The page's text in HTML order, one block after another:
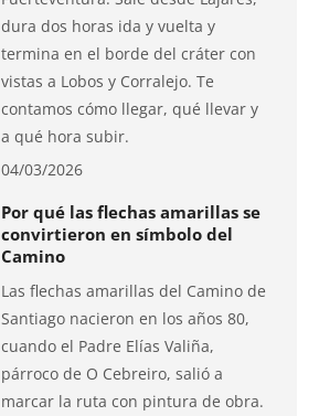
dura dos horas ida y vuelta y
termina en el borde del cráter con
vistas a Lobos y Corralejo. Te
contamos cómo llegar, qué llevar y
a qué hora subir.
04/03/2026
Por qué las flechas amarillas se
convirtieron en símbolo del
Camino
Las flechas amarillas del Camino de
Santiago nacieron en los años 80,
cuando el Padre Elías Valiña,
párroco de O Cebreiro, salió a
marcar la ruta con pintura de obra.